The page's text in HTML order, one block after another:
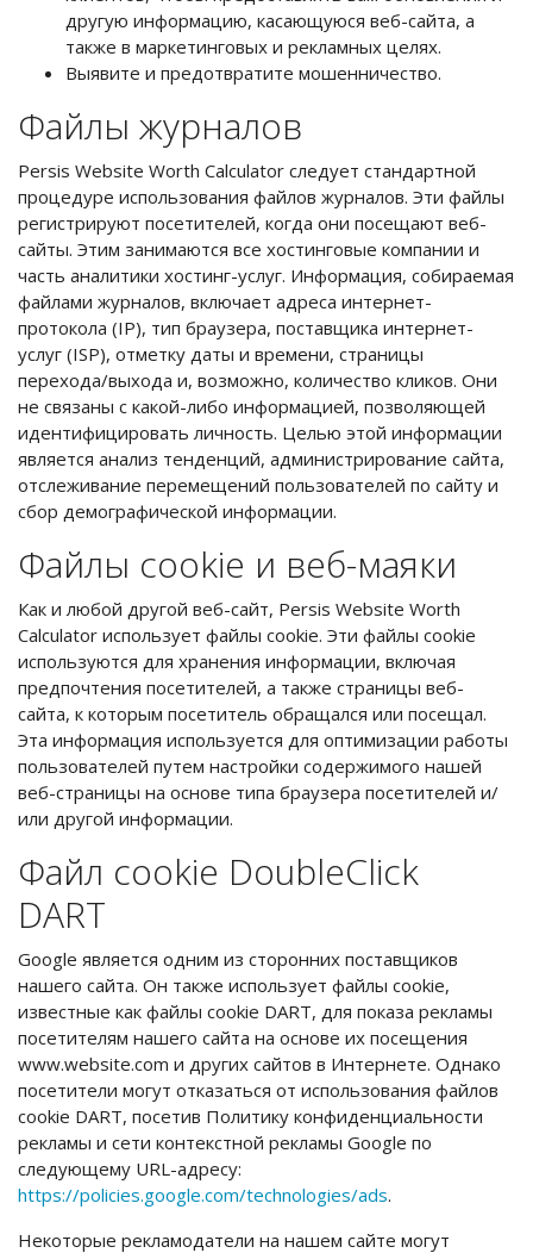
другую информацию, касающуюся веб-сайта, а
также в маркетинговых и рекламных целях.
Выявите и предотвратите мошенничество.
Файлы журналов
Persis Website Worth Calculator следует стандартной
процедуре использования файлов журналов. Эти файлы
регистрируют посетителей, когда они посещают веб-
сайты. Этим занимаются все хостинговые компании и
часть аналитики хостинг-услуг. Информация, собираемая
файлами журналов, включает адреса интернет-
протокола (IP), тип браузера, поставщика интернет-
услуг (ISP), отметку даты и времени, страницы
перехода/выхода и, возможно, количество кликов. Они
не связаны с какой-либо информацией, позволяющей
идентифицировать личность. Целью этой информации
является анализ тенденций, администрирование сайта,
отслеживание перемещений пользователей по сайту и
сбор демографической информации.
Файлы cookie и веб-маяки
Как и любой другой веб-сайт, Persis Website Worth
Calculator использует файлы cookie. Эти файлы cookie
используются для хранения информации, включая
предпочтения посетителей, а также страницы веб-
сайта, к которым посетитель обращался или посещал.
Эта информация используется для оптимизации работы
пользователей путем настройки содержимого нашей
веб-страницы на основе типа браузера посетителей и/
или другой информации.
Файл cookie DoubleClick
DART
Google является одним из сторонних поставщиков
нашего сайта. Он также использует файлы cookie,
известные как файлы cookie DART, для показа рекламы
посетителям нашего сайта на основе их посещения
www.website.com и других сайтов в Интернете. Однако
посетители могут отказаться от использования файлов
cookie DART, посетив Политику конфиденциальности
рекламы и сети контекстной рекламы Google по
следующему URL-адресу:
https://policies.google.com/technologies/ads.
Некоторые рекламодатели на нашем сайте могут